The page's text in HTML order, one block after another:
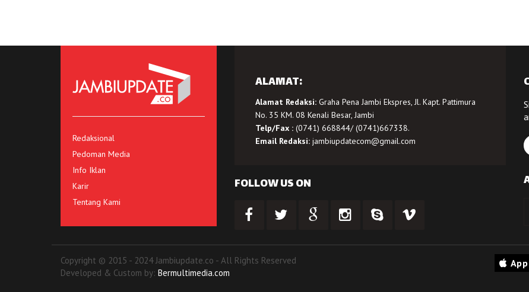
Redaksional
Pedoman Media
Info Iklan
Karir
Tentang Kami
ALAMAT:
Alamat Redaksi:Graha Pena Jambi Ekspres, Jl. Kapt. Pattimura
No. 35 KM. 08 Kenali Besar, Jambi
Telp/Fax :(0741) 668844/ (0741)667338.
Email Redaksi: jambiupdatecom@gmail.com
FOLLOW US ON
Copyright © 2015 - 2024 Jambiupdate.co - All Rights Reserved
Developed & Custom by: Bermultimedia.com